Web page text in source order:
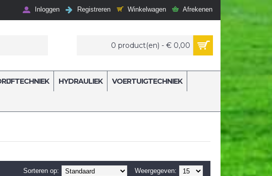
Inloggen Registreren Winkelwagen Afrekenen
0 product(en) - € 0,00
HYDRAULIEK VOERTUIGTECHNIEK
Weergegeven:
Sorteren op: